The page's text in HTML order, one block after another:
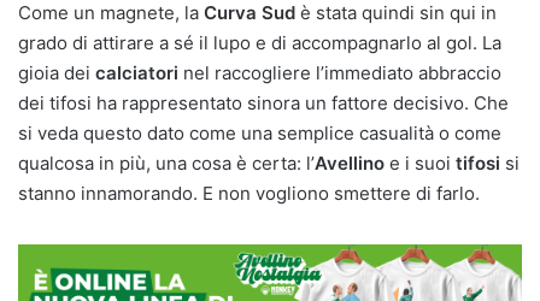
Come un magnete, la Curva Sud è stata quindi sin qui in
grado di attirare a sé il lupo e di accompagnarlo al gol. La
gioia dei calciatori nel raccogliere l’immediato abbraccio
dei tifosi ha rappresentato sinora un fattore decisivo. Che
si veda questo dato come una semplice casualità o come
qualcosa in più, una cosa è certa: l’Avellino e i suoi tifosi si
stanno innamorando. E non vogliono smettere di farlo.